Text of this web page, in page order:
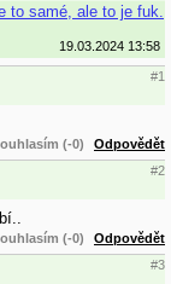
to samé, ale to je fuk.
19.03.2024 13:58
#1
(-0) Odpovědět
#2
(-0) Odpovědět
#3